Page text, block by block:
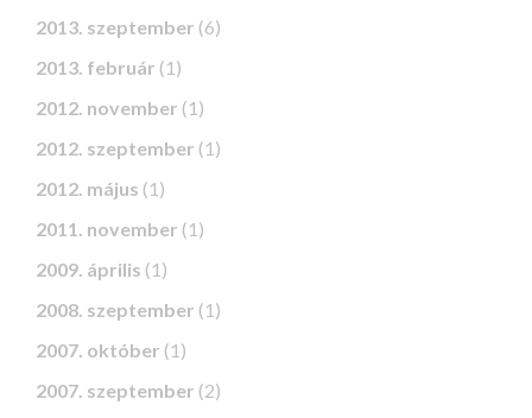
2013. szeptember (6)
2013. február (1)
2012. november (1)
2012. szeptember (1)
2012. május (1)
2011. november (1)
2009. április (1)
2008. szeptember (1)
2007. október (1)
2007. szeptember (2)